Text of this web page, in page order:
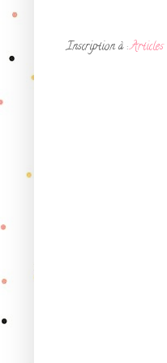
Inscription à :